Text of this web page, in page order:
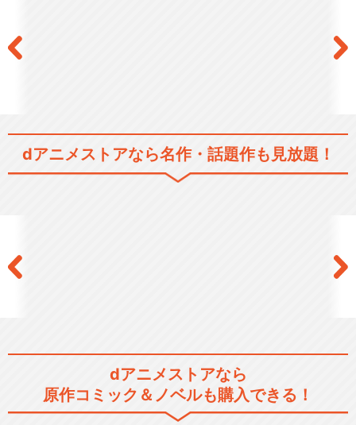
dアニメストアなら名作・話題作も見放題！
dアニメストアなら
原作コミック＆ノベルも購入できる！